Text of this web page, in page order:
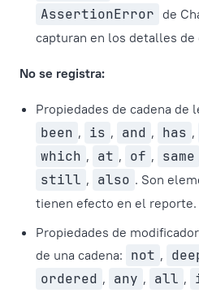
AssertionError de
capturan en los detalles de
No se registra:
Propiedades de cadena de
been , is , and , has ,
which , at , of , same
still , also . Son
tienen efecto en el reporte.
Propiedades de
de una cadena: not ,
ordered , any , all ,